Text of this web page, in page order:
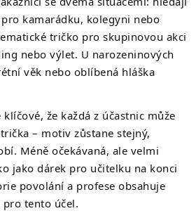
kamarádku, kolegyni nebo
tričko pro skupinovou akci
nebo výlet. U narozeninových
věk nebo oblíbená hláška
že každá z účastnic může
– motiv zůstane stejný,
Méně očekávaná, ale velmi
jako dárek pro učitelku na konci
povolání a profese obsahuje
tento účel.